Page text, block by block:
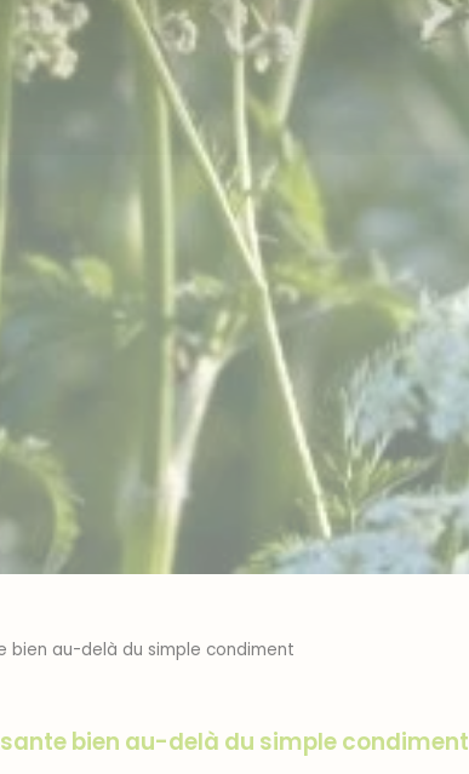
bien au-delà du simple condiment
bien au-delà du simple condiment